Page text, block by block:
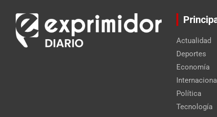
Actualidad
Deportes
Economía
Política
Tecnología